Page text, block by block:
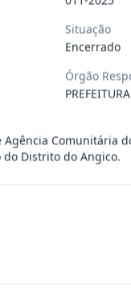
junto ...
musical de...
de emp ...
de evento
Situação
Encerrado
Órgão
Comunitária
Distrito do Angico.